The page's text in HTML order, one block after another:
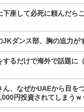
下座して必死に頼んだら
JKダンス部、胸の迫力が
るだけで海外で話題に
ん、なぜかUAEから目を
円投資されてしまうｗ